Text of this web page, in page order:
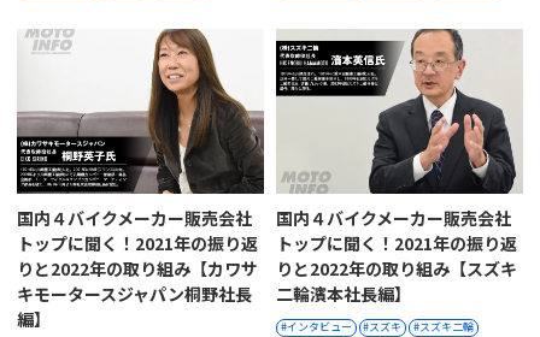
国内４バイクメーカー販売会社
トップに聞く！2021年の振り返
りと2022年の取り組み【カワサ
キモータースジャパン桐野社長
編】
国内４バイクメーカー販売会社
トップに聞く！2021年の振り返
りと2022年の取り組み【スズキ
二輪濱本社長編】
インタビュー スズキ
スズキ二輪